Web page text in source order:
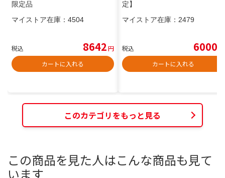
限定品
マイストア在庫： 4504
税込 8642円
カートに入れる
定】
マイストア在庫： 2479
税込 6000
カートに入れる
このカテゴリをもっと見る
この商品を見た人はこんな商品も見て
います